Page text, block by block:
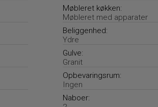
Møbleret køkken:
Møbleret med apparater
Beliggenhed:
Ydre
Gulve:
Granit
Opbevaringsrum:
Ingen
Naboer: